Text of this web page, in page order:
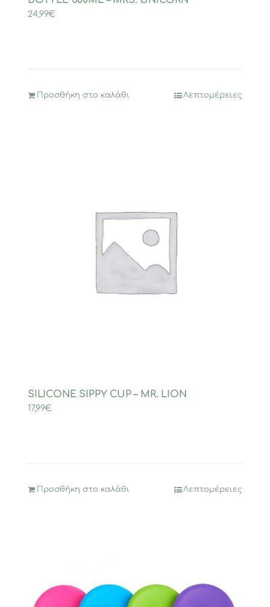
24,99€
Προσθήκη στο καλάθι Λεπτομέρειες
SILICONE SIPPY CUP – MR. LION
17,99€
Προσθήκη στο καλάθι Λεπτομέρειες